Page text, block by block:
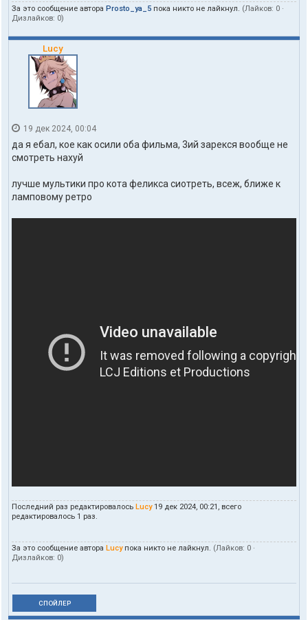
За это сообщение автора Prosto_ya_5 пока никто не лайкнул. (Лайков: 0 ·
Дизлайков: 0)
Lucy
19 дек 2024, 00:04
да я ебал, кое как осили оба фильма, 3ий зарекся вообще не
смотреть нахуй
лучше мультики про кота феликса сиотреть, всеж, ближе к
ламповому ретро
Последний раз редактировалось Lucy19 дек 2024, 00:21, всего
редактировалось 1 раз.
За это сообщение автора Lucyпока никто не лайкнул. (Лайков: 0 ·
Дизлайков: 0)
СПОЙЛЕР